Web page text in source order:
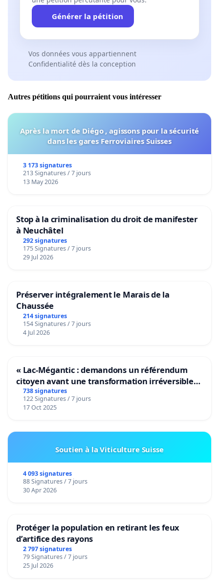
Générer la pétition
Vos données vous appartiennent
Confidentialité dès la conception
Autres pétitions qui pourraient vous intéresser
Après la mort de Diégo , agissons pour la sécurité
dans les gares Ferroviaires Suisses
3 173 signatures
213 Signatures / 7 jours
13 May 2026
Stop à la criminalisation du droit de manifester
à Neuchâtel
292 signatures
175 Signatures / 7 jours
29 Jul 2026
Préserver intégralement le Marais de la
Chaussée
214 signatures
154 Signatures / 7 jours
4 Jul 2026
« Lac-Mégantic : demandons un référendum
citoyen avant une transformation irréversible
de notre territoire »
738 signatures
122 Signatures / 7 jours
17 Oct 2025
Soutien à la Viticulture Suisse
4 093 signatures
88 Signatures / 7 jours
30 Apr 2026
Protéger la population en retirant les feux
d’artifice des rayons
2 797 signatures
79 Signatures / 7 jours
25 Jul 2026